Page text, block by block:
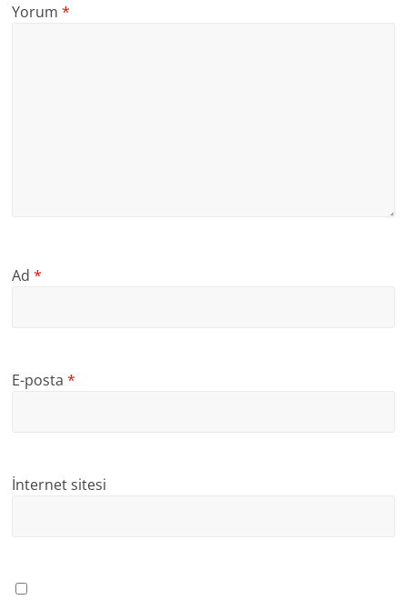
Yorum*
Ad*
E-posta*
İnternet sitesi